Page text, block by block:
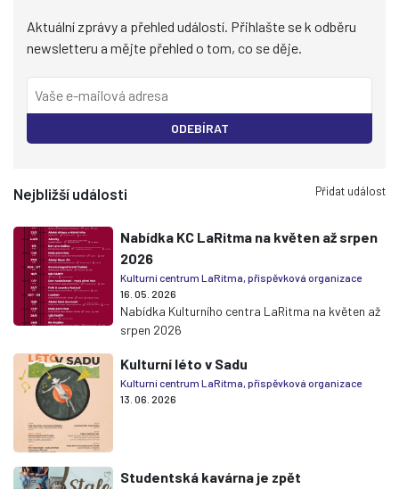
Aktuální zprávy a přehled událostí. Přihlašte se k odběru
newsletteru a mějte přehled o tom, co se děje.
ODEBÍRAT
Nejbližší události Přidat událost
Nabídka KC LaRitma na květen až srpen
2026
Kulturní centrum LaRitma, příspěvková organizace
16. 05. 2026
Nabídka Kulturního centra LaRitma na květen až
srpen 2026
Kulturní léto v Sadu
Kulturní centrum LaRitma, příspěvková organizace
13. 06. 2026
Studentská kavárna je zpět